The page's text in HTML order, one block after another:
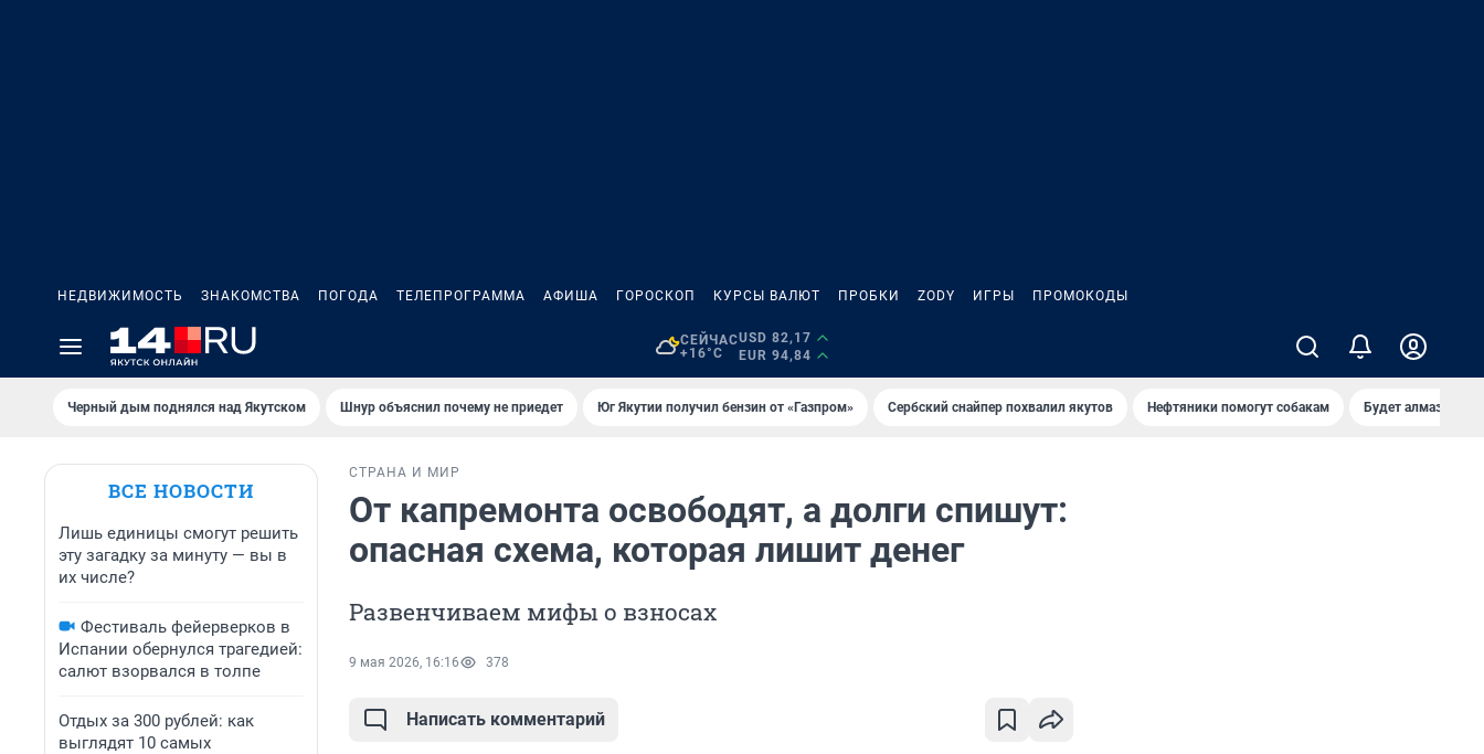
НЕДВИЖИМОСТЬ ЗНАКОМСТВА ПОГОДА ТЕЛЕПРОГРАММА АФИША ГОРОСКОП КУРСЫ ВАЛЮТ ПРОБКИ ZODY ИГРЫ ПРОМОКОДЫ
СЕЙЧАС
+16°C
USD 82,17
EUR 94,84
Черный дым поднялся над Якутском Шнур объяснил почему не приедет Юг Якутии получил бензин от «Газпром» Сербский снайпер похвалил якутов Нефтяники помогут собакам Будет алмазный
ВСЕ НОВОСТИ
Лишь единицы смогут решить
эту загадку за минуту — вы в
их числе?
Фестиваль фейерверков в
Испании обернулся трагедией:
салют взорвался в толпе
Отдых за 300 рублей: как
выглядят 10 самых
СТРАНА И МИР
От капремонта освободят, а долги спишут:
опасная схема, которая лишит денег
Развенчиваем мифы о взносах
9 мая 2026, 16:16 378
Написать комментарий